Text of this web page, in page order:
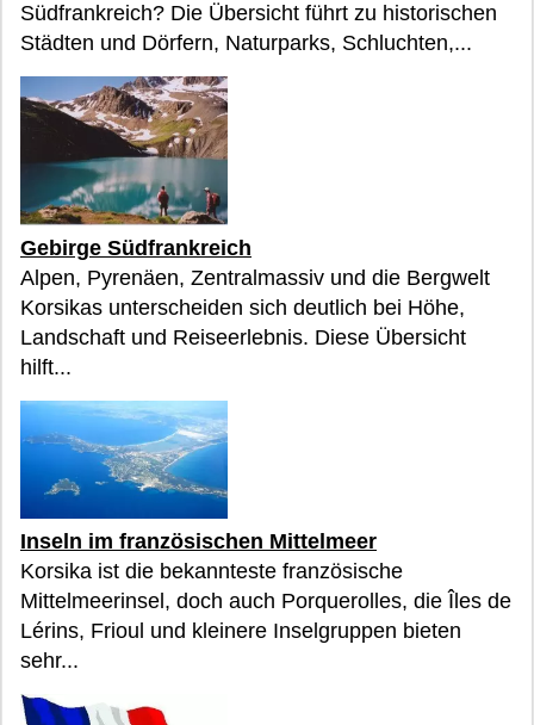
Südfrankreich? Die Übersicht führt zu historischen
Städten und Dörfern, Naturparks, Schluchten,...
Gebirge Südfrankreich
Alpen, Pyrenäen, Zentralmassiv und die Bergwelt
Korsikas unterscheiden sich deutlich bei Höhe,
Landschaft und Reiseerlebnis. Diese Übersicht
hilft...
Inseln im französischen Mittelmeer
Korsika ist die bekannteste französische
Mittelmeerinsel, doch auch Porquerolles, die Îles de
Lérins, Frioul und kleinere Inselgruppen bieten
sehr...